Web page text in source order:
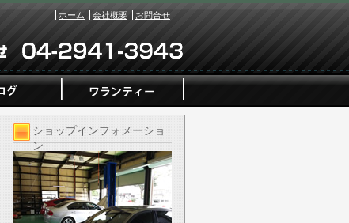
ホーム 会社概要 お問合せ
ショップインフォメーショ
ン